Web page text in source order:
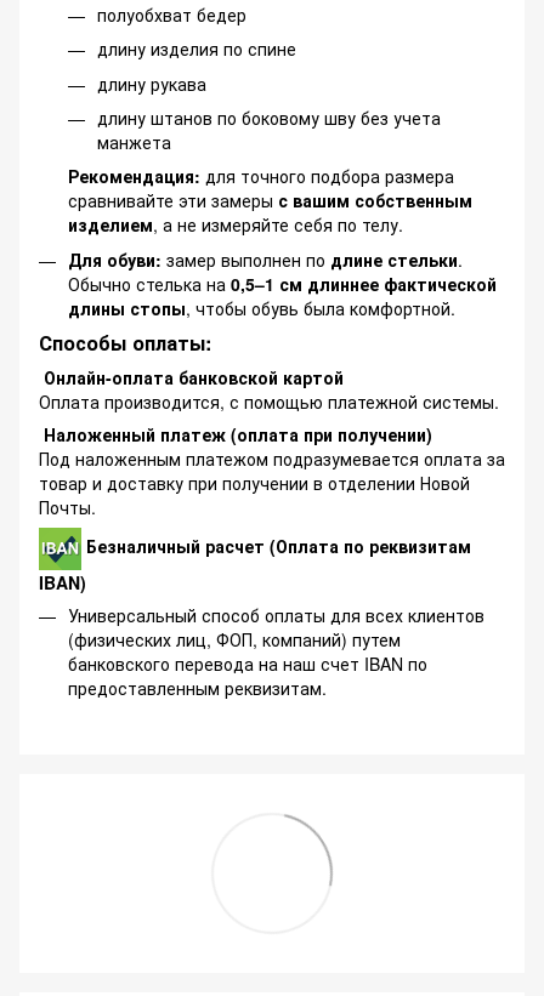
полуобхват бедер
длину изделия по спине
длину рукава
длину штанов по боковому шву без учета
манжета
Рекомендация: для точного подбора размера
сравнивайте эти замеры с вашим собственным
изделием, а не измеряйте себя по телу.
Для обуви: замер выполнен по длине стельки.
Обычно стелька на 0,5–1 см длиннее фактической
длины стопы, чтобы обувь была комфортной.
Способы оплаты:
Онлайн-оплата банковской картой
Оплата производится, с помощью платежной системы.
Наложенный платеж (оплата при получении)
Под наложенным платежом подразумевается оплата за
товар и доставку при получении в отделении Новой
Почты.
Безналичный расчет (Оплата по реквизитам
IBAN)
Универсальный способ оплаты для всех клиентов
(физических лиц, ФОП, компаний) путем
банковского перевода на наш счет IBAN по
предоставленным реквизитам.